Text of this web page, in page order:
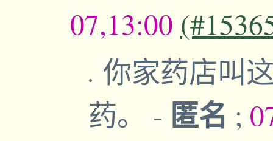
07,13:00
你家药店叫
药。 - 匿名 ;